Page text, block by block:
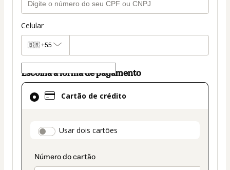
Celular
🇧🇷+55
Escolha a forma de pagamento
Cartão de crédito
payment_data.section_title_v2
Usar dois cartões
Cartão
de
como
pagamento